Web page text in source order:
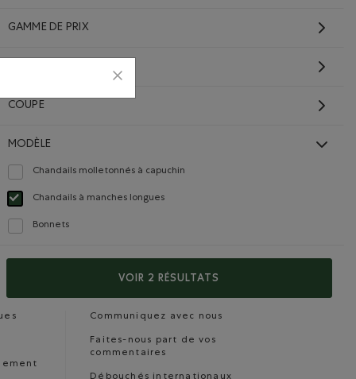
GAMME DE PRIX
COUPE
MODÈLE
Chandails molletonnés à capuchin
Classer selon Modèle : Chandails molletonnés à capuchin(Hoodie)
Chandails à manches longues
Choisir Classé selon Modèle : Chandails à manches longues(Long Sleeve)
Bonnets
Classer selon Modèle : Bonnets(Beanies)
VOIR 2 RÉSULTATS
Communiquez avec nous
Faites-nous part de vos
commentaires